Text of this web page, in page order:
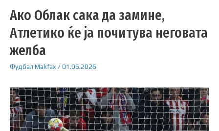
Ако Облак сака да замине,
Атлетико ќе ја почитува неговата
желба
Фудбал Makfax/01.06.2026